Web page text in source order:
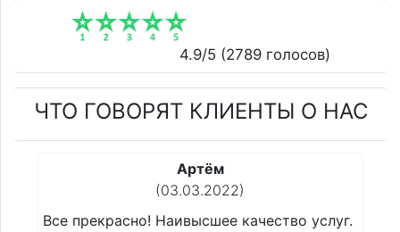
4.9/5 (2789голосов)
ЧТО ГОВОРЯТ КЛИЕНТЫ О НАС
Артём
(03.03.2022)
прекрасно! Наивысшее качество услуг.
Все